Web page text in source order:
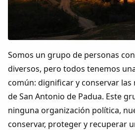
Colaboradores
Biblioteca
Periódico Alconétar
Foros
Somos un grupo de personas
diversos, pero todos tenemos
común: dignificar y conservar las
de San Antonio de Padua. Este
ninguna organización política,
conservar, proteger y recuperar